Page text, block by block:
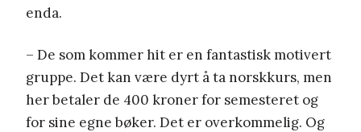
enda.
– De som kommer hit er en fantastisk motivert
gruppe. Det kan være dyrt å ta norskkurs, men
her betaler de 400 kroner for semesteret og
for sine egne bøker. Det er overkommelig. Og